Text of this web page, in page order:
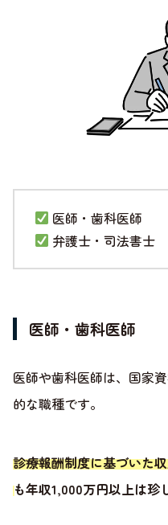
医師・歯科医師
弁護士・司法書士
医師・歯科医師
医師や歯科医師は、国家
的な職種です。
診療報酬制度に基づいた
も年収1,000万円以上は珍